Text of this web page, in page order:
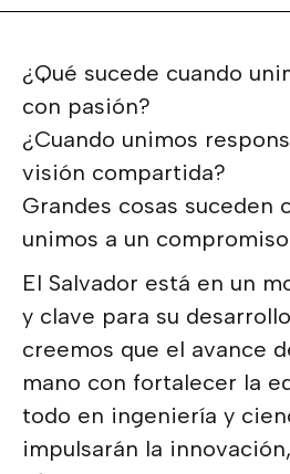
¿Qué sucede cuando
con pasión?
¿Cuando unimos
visión compartida?
Grandes cosas suceden
unimos a un
El Salvador está en un
y clave para su
creemos que el avance
mano con fortalecer la
todo en ingeniería y
impulsarán la